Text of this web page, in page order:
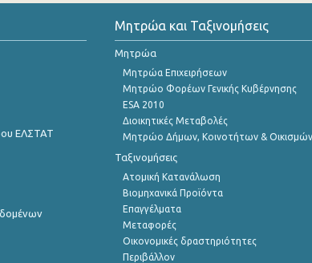
ΕΛΣΤΑΤ
Μητρώα και Ταξινομήσεις
Μητρώα
Μητρώα Επιχειρήσεων
Μητρώο Φορέων Γενικής Κυβέρνησης
ESA 2010
Διοικητικές Μεταβολές
Μητρώο Δήμων, Κοινοτήτων & Οικισμών
Ταξινομήσεις
Ατομική Κατανάλωση
Βιομηχανικά Προϊόντα
Επαγγέλματα
Μεταφορές
Οικονομικές δραστηριότητες
Περιβάλλον